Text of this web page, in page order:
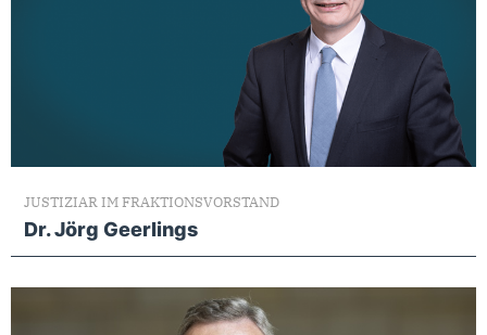
JUSTIZIAR IM FRAKTIONSVORSTAND
Dr. Jörg Geerlings